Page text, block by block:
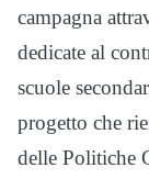
campagna
dedicate al
scuole
progetto che
delle Politiche